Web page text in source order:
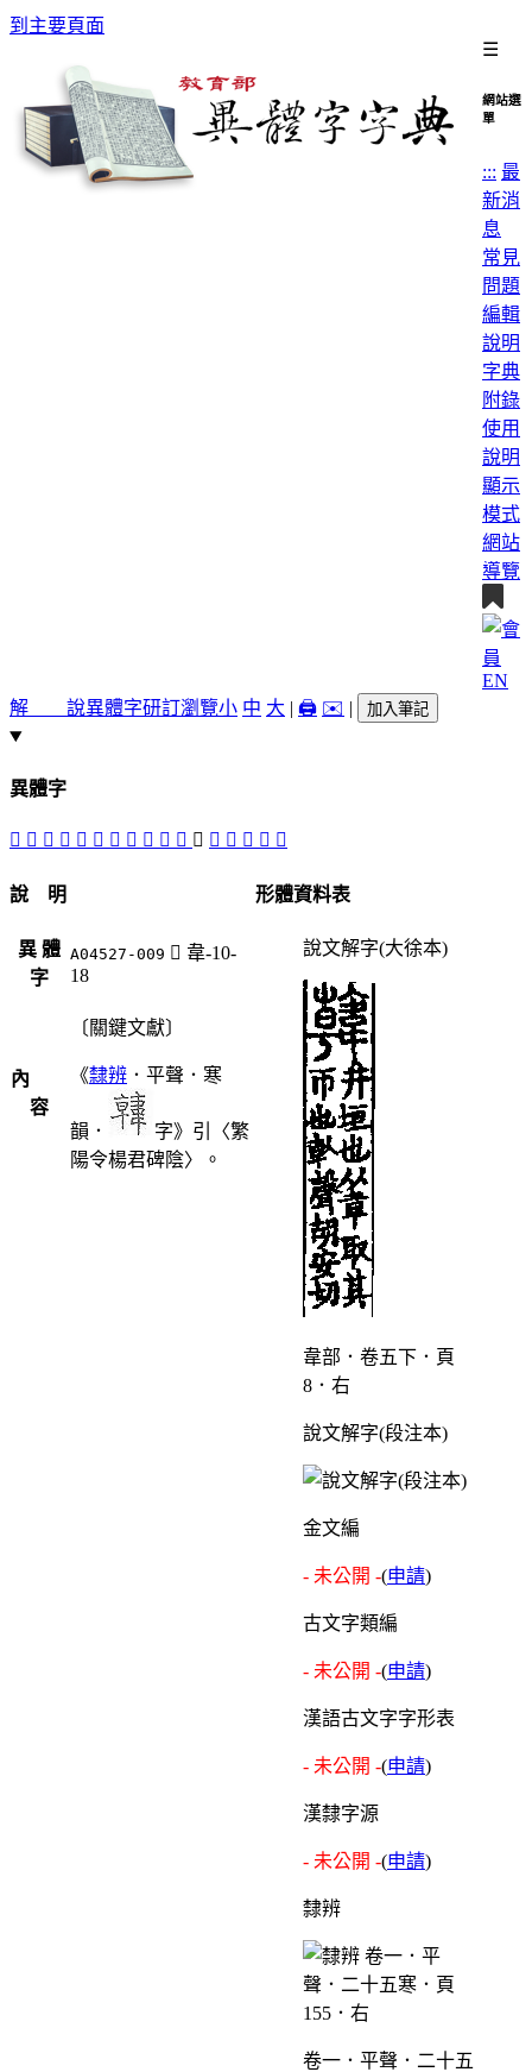
到主要頁面
☰
網站選
單
::: 最
新消
息
常見
問題
編輯
說明
字典
附錄
使用
說明
顯示
模式
網站
導覽
EN
解 說異體字研訂瀏覽小 中 大 | 🖨️ ✉️ | 加入筆記
異體字
󶥜 𡋶 󶥛 󶥟 󶥗 󶥙 󶥕 󶥡 󶥚 󶥣 󶥢 󶥘 𩏑 󶥠 󶥖 󶥞 󶥝
說 明
異 體
字
A04527-009 󶥘 韋-10-
18
內
容
〔關鍵文獻〕
《隸辨 ．平聲．寒
韻．
字》引〈繁
陽令楊君碑陰〉。
形體資料表
說文解字(大徐本)
韋部．卷五下．頁
8．右
說文解字(段注本)
金文編
- 未公開 -(申請)
古文字類編
- 未公開 -(申請)
漢語古文字字形表
- 未公開 -(申請)
漢隸字源
- 未公開 -(申請)
隸辨
卷一．平聲．二十五